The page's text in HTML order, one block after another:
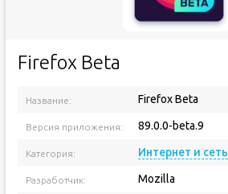
Firefox Beta
Название: Firefox Beta
Версия приложения: 89.0.0-beta.9
Категория: Интернет и сеть
Разработчик: Mozilla